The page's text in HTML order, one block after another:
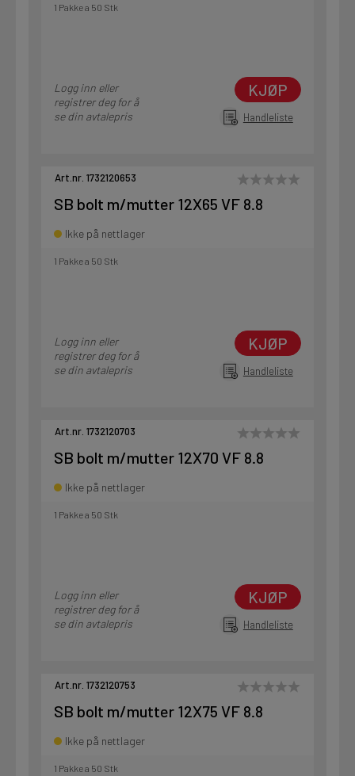
1 Pakke a 50 Stk
Logg inn eller
registrer deg for å
se din avtalepris
KJØP
Handleliste
Art.nr. 1732120653
SB bolt m/mutter 12X65 VF 8.8
Ikke på nettlager
1 Pakke a 50 Stk
Logg inn eller
registrer deg for å
se din avtalepris
KJØP
Handleliste
Art.nr. 1732120703
SB bolt m/mutter 12X70 VF 8.8
Ikke på nettlager
1 Pakke a 50 Stk
Logg inn eller
registrer deg for å
se din avtalepris
KJØP
Handleliste
Art.nr. 1732120753
SB bolt m/mutter 12X75 VF 8.8
Ikke på nettlager
1 Pakke a 50 Stk